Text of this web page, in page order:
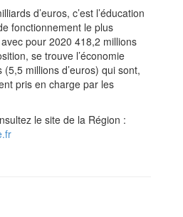
d’euros, c’est l’éducation
fonctionnement le plus
pour 2020 418,2 millions
se trouve l’économie
millions d’euros) qui sont,
pris en charge par les
le site de la Région :